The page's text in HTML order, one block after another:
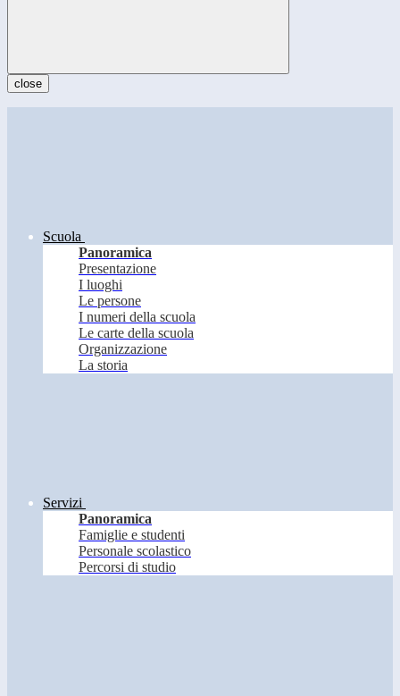
close
Scuola
Panoramica
Presentazione
I luoghi
Le persone
I numeri della scuola
Le carte della scuola
Organizzazione
La storia
Servizi
Panoramica
Famiglie e studenti
Personale scolastico
Percorsi di studio